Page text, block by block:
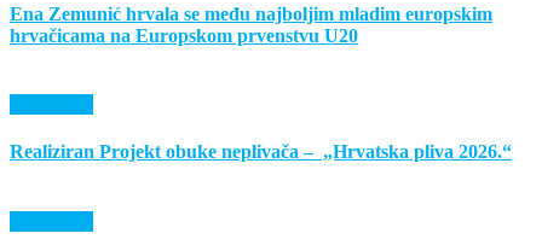
Ena Zemunić hrvala se među najboljim mladim europskim
hrvačicama na Europskom prvenstvu U20
Realiziran Projekt obuke neplivača – „Hrvatska pliva 2026.“